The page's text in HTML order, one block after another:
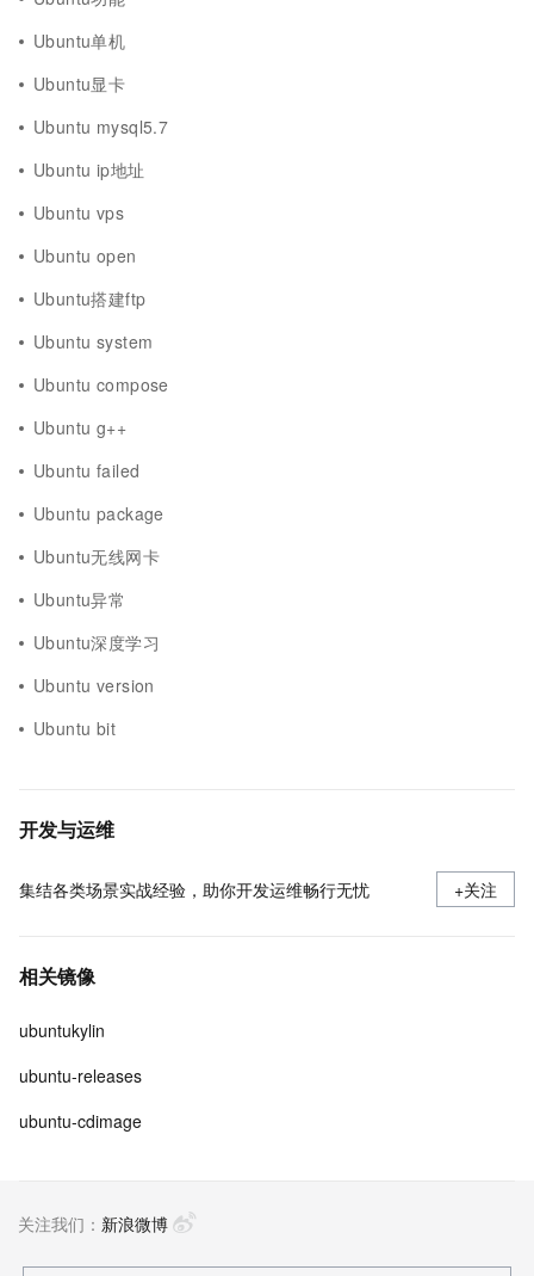
Ubuntu单机
Ubuntu显卡
Ubuntu mysql5.7
Ubuntu ip地址
Ubuntu vps
Ubuntu open
Ubuntu搭建ftp
Ubuntu system
Ubuntu compose
Ubuntu g++
Ubuntu failed
Ubuntu package
Ubuntu无线网卡
Ubuntu异常
Ubuntu深度学习
Ubuntu version
Ubuntu bit
开发与运维
集结各类场景实战经验，助你开发运维畅行无忧 +关注
相关镜像
ubuntukylin
ubuntu-releases
ubuntu-cdimage
关注我们： 新浪微博